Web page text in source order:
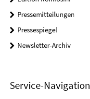
Pressemitteilungen
Pressespiegel
Newsletter-Archiv
Service-Navigation